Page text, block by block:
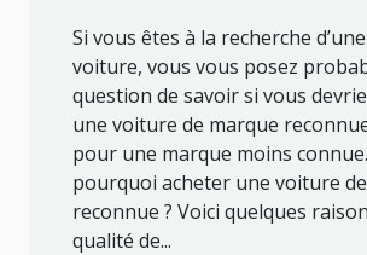
Si vous êtes à la recherche
voiture, vous vous posez
question de savoir si vous
une voiture de marque
pour une marque moins
pourquoi acheter une voiture
reconnue ? Voici quelques
qualité de...